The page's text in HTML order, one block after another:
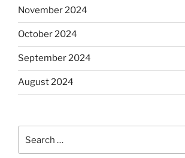
November 2024
October 2024
September 2024
August 2024
for: